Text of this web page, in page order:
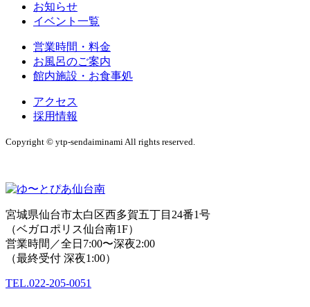
お知らせ
イベント一覧
営業時間・料金
お風呂のご案内
館内施設・お食事処
アクセス
採用情報
Copyright © ytp-sendaiminami All rights reserved.
宮城県仙台市太白区西多賀五丁目24番1号
（ベガロポリス仙台南1F）
営業時間／全日7:00〜深夜2:00
（最終受付 深夜1:00）
TEL.022-205-0051